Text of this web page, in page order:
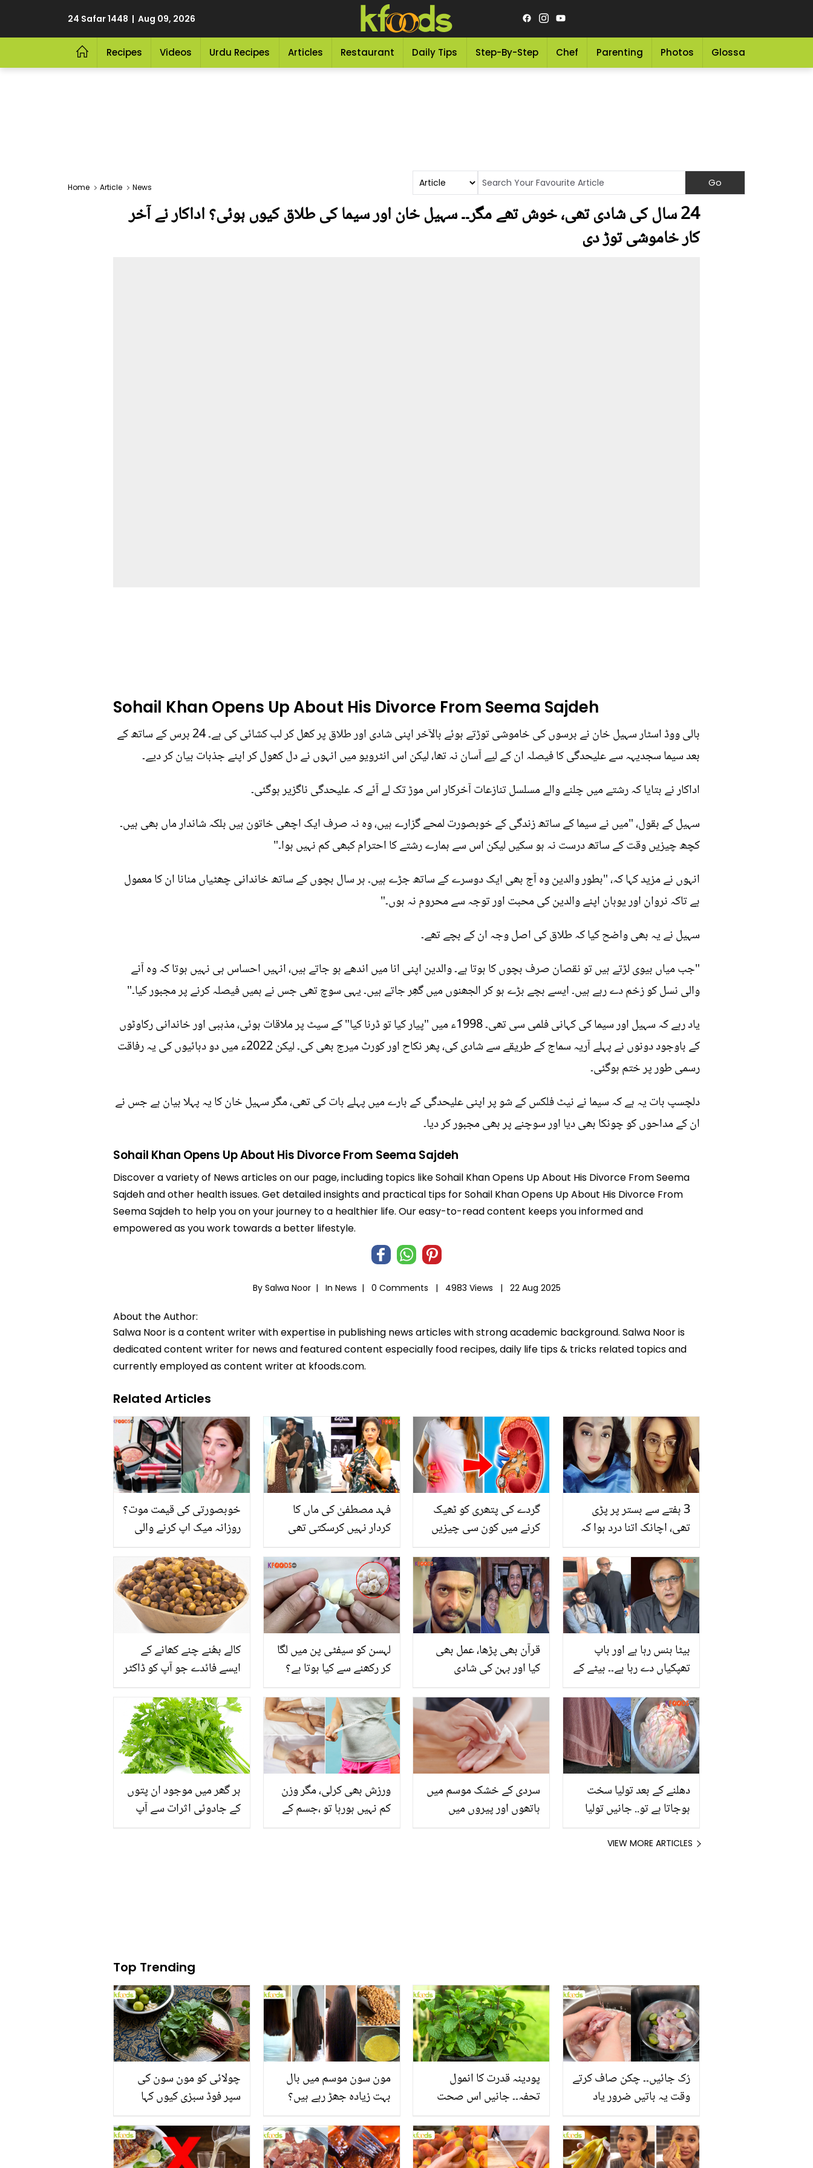
24 Safar 1448 | Aug 09, 2026
Recipes Videos Urdu Recipes Articles Restaurant Daily Tips Step-By-Step Chef Parenting Photos Glossary
Home Article News
24 سال کی شادی تھی، خوش تھے مگر۔۔ سہیل خان اور سیما کی طلاق کیوں ہوئی؟ اداکار نے آخر
کار خاموشی توڑ دی
Sohail Khan Opens Up About His Divorce From Seema Sajdeh
بالی ووڈ اسٹار سہیل خان نے برسوں کی خاموشی توڑتے ہوئے بالآخر اپنی شادی اور طلاق پر کھل کر لب کشائی کی ہے۔ 24 برس کے ساتھ کے
بعد سیما سجدیہہ سے علیحدگی کا فیصلہ ان کے لیے آسان نہ تھا، لیکن اس انٹرویو میں انہوں نے دل کھول کر اپنے جذبات بیان کر دیے۔
اداکار نے بتایا کہ رشتے میں چلنے والے مسلسل تنازعات آخرکار اس موڑ تک لے آئے کہ علیحدگی ناگزیر ہوگئی۔
سہیل کے بقول، "میں نے سیما کے ساتھ زندگی کے خوبصورت لمحے گزارے ہیں، وہ نہ صرف ایک اچھی خاتون ہیں بلکہ شاندار ماں بھی ہیں۔
کچھ چیزیں وقت کے ساتھ درست نہ ہو سکیں لیکن اس سے ہمارے رشتے کا احترام کبھی کم نہیں ہوا۔"
انہوں نے مزید کہا کہ، "بطور والدین وہ آج بھی ایک دوسرے کے ساتھ جڑے ہیں۔ ہر سال بچوں کے ساتھ خاندانی چھٹیاں منانا ان کا معمول
ہے تاکہ نروان اور یوہان اپنے والدین کی محبت اور توجہ سے محروم نہ ہوں۔"
سہیل نے یہ بھی واضح کیا کہ طلاق کی اصل وجہ ان کے بچے تھے۔
"جب میاں بیوی لڑتے ہیں تو نقصان صرف بچوں کا ہوتا ہے۔ والدین اپنی انا میں اندھے ہو جاتے ہیں، انہیں احساس ہی نہیں ہوتا کہ وہ آنے
والی نسل کو زخم دے رہے ہیں۔ ایسے بچے بڑے ہو کر الجھنوں میں گھِر جاتے ہیں۔ یہی سوچ تھی جس نے ہمیں فیصلہ کرنے پر مجبور کیا۔"
یاد رہے کہ سہیل اور سیما کی کہانی فلمی سی تھی۔ 1998ء میں "پیار کیا تو ڈرنا کیا" کے سیٹ پر ملاقات ہوئی، مذہبی اور خاندانی رکاوٹوں
کے باوجود دونوں نے پہلے آریہ سماج کے طریقے سے شادی کی، پھر نکاح اور کورٹ میرج بھی کی۔ لیکن 2022ء میں دو دہائیوں کی یہ رفاقت
رسمی طور پر ختم ہوگئی۔
دلچسپ بات یہ ہے کہ سیما نے نیٹ فلکس کے شو پر اپنی علیحدگی کے بارے میں پہلے بات کی تھی، مگر سہیل خان کا یہ پہلا بیان ہے جس نے
ان کے مداحوں کو چونکا بھی دیا اور سوچنے پر بھی مجبور کر دیا۔
Sohail Khan Opens Up About His Divorce From Seema Sajdeh
Discover a variety of News articles on our page, including topics like Sohail Khan Opens Up About His Divorce From Seema
Sajdeh and other health issues. Get detailed insights and practical tips for Sohail Khan Opens Up About His Divorce From
Seema Sajdeh to help you on your journey to a healthier life. Our easy-to-read content keeps you informed and
empowered as you work towards a better lifestyle.
By Salwa Noor | In News | 0 Comments | 4983 Views | 22 Aug 2025
About the Author:
Salwa Noor is a content writer with expertise in publishing news articles with strong academic background. Salwa Noor is
dedicated content writer for news and featured content especially food recipes, daily life tips & tricks related topics and
currently employed as content writer at kfoods.com.
Related Articles
خوبصورتی کی قیمت موت؟
روزانہ میک اپ کرنے والی
جانیں
فہد مصطفیٰ کی ماں کا
کردار نہیں کرسکتی تھی
انکشاف پر لوگوں نے سوال
کیوں کھڑے کردیے؟
گردے کی پتھری کو ٹھیک
کرنے میں کون سی چیزیں
جانیئے کچھ ایسے طریقے
جس سے آپ وقت رہتے
گردے کے خطرناک بیماری
سے بچ سکتے ہیں
3 ہفتے سے بستر پر پڑی
تھی، اچانک اتنا درد ہوا کہ
کی بیٹی کو اچانک ایسا کیا
ہوا تھا کہ وہ ہسپتال میں
داخل ہوگئی؟
کالے بھُنے چنے کھانے کے
ایسے فائدے جو آپ کو ڈاکٹر
لہسن کو سیفٹی پن میں لگا
کر رکھنے سے کیا ہوتا ہے؟
کے بھی ہزاروں روپے بچا
سکتی ہے
قرآن بھی پڑھا، عمل بھی
کیا اور بہن کی شادی
پاٹیکر کی قرآن اور اسلام
محبت، مگر خود اسلام قبول
کیوں نہیں کیا؟
بیٹا ہنس رہا ہے اور باپ
تھپکیاں دے رہا ہے۔۔ بیٹے کے
صارفین نے ساجد حسن کو
کھری کھری سنا دیں
ہر گھر میں موجود ان پتوں
کے جادوئی اثرات سے آپ
ورزش بھی کرلی، مگر وزن
کم نہیں ہورہا تو ،جسم کے
سردی کے خشک موسم میں
ہاتھوں اور پیروں میں
دھلنے کے بعد تولیا سخت
ہوجاتا ہے تو.. جانیں تولیا
آسان طریقہ جس سے رہے
VIEW MORE ARTICLES
Top Trending
چولائی کو مون سون کی
سپر فوڈ سبزی کیوں کہا
منرلز اور اینٹی آکسیڈنٹس
سے بھرپور اس سبزی کے
مون سون موسم میں بال
بہت زیادہ جھڑ رہے ہیں؟
بنانے کے چند قدرتی طریقے
پودینہ قدرت کا انمول
تحفہ۔۔ جانیں اس صحت
انگیز طبی فوائد
رُک جائیں۔۔ چکن صاف کرتے
وقت یہ باتیں ضرور یاد